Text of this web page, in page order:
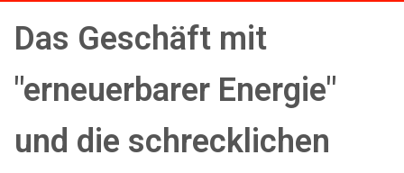
Das Geschäft mit
"erneuerbarer Energie"
und die schrecklichen